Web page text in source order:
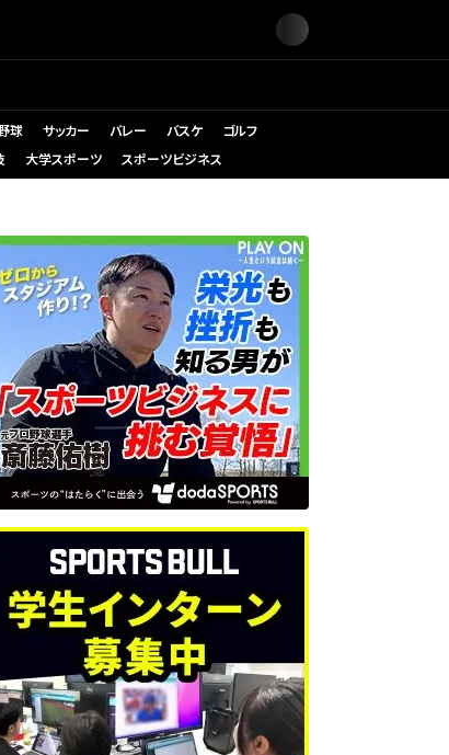
球 サッカー バレー バスケ
ゴルフ
大学スポーツ スポーツビジネス